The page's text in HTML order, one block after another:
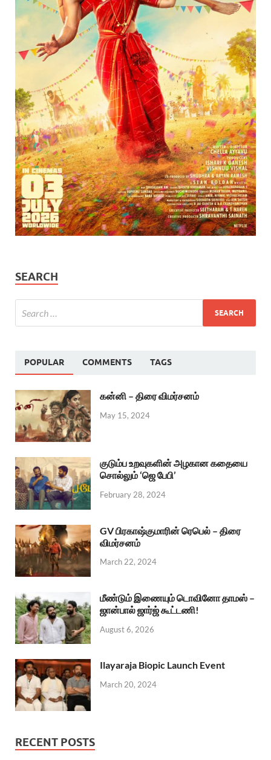
SEARCH
POPULAR COMMENTS TAGS
கன்னி – திரை விமர்சனம்
May 15, 2024
குடும்ப உறவுகளின் அழகான கதையை
சொல்லும் ‘ஜெ பேபி’
February 28, 2024
GV பிரகாஷ்குமாரின் ரெபெல் – திரை
விமர்சனம்
March 22, 2024
மீண்டும் இணையும் டொவினோ தாமஸ் –
ஜான்பால் ஜார்ஜ் கூட்டணி!
August 6, 2026
Ilayaraja Biopic Launch Event
March 20, 2024
RECENT POSTS